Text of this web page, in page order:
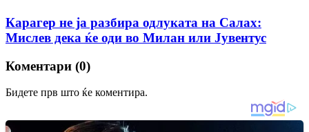
Карагер не ја разбира одлуката на Салах:
Мислев дека ќе оди во Милан или Јувентус
Коментари (0)
Бидете прв што ќе коментира.